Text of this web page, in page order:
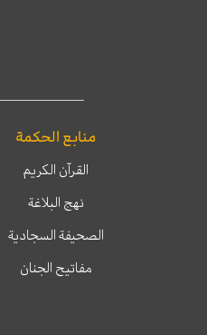
منابع الحكمة
القرآن الكريم
نهج البلاغة
الصحيفة السجادية
مفاتيح الجنان